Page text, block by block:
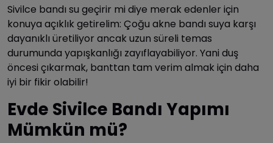
Sivilce bandı su geçirir mi diye merak edenler için
konuya açıklık getirelim: Çoğu akne bandı suya karşı
dayanıklı üretiliyor ancak uzun süreli temas
durumunda yapışkanlığı zayıflayabiliyor. Yani duş
öncesi çıkarmak, banttan tam verim almak için daha
iyi bir fikir olabilir!
Evde Sivilce Bandı Yapımı
Mümkün mü?